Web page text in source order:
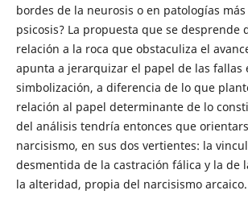
bordes de la neurosis o en patologías
psicosis? La propuesta que se desprende
relación a la roca que obstaculiza el
apunta a jerarquizar el papel de las fallas
simbolización, a diferencia de lo que
relación al papel determinante de lo
del análisis tendría entonces que
narcisismo, en sus dos vertientes: la
desmentida de la castración fálica y la de
la alteridad, propia del narcisismo arcaico.